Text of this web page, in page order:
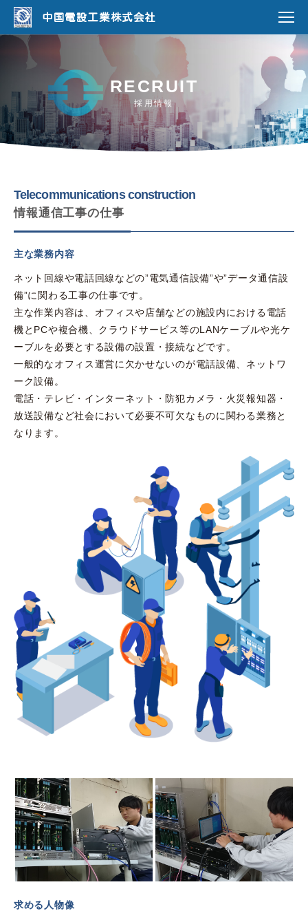
中国電設工業株式会社
RECRUIT
採用情報
Telecommunications construction
情報通信工事の仕事
主な業務内容
ネット回線や電話回線などの”電気通信設備”や”データ通信設
備”に関わる工事の仕事です。
主な作業内容は、オフィスや店舗などの施設内における電話
機とPCや複合機、クラウドサービス等のLANケーブルや光ケ
ーブルを必要とする設備の設置・接続などです。
一般的なオフィス運営に欠かせないのが電話設備、ネットワ
ーク設備。
電話・テレビ・インターネット・防犯カメラ・火災報知器・
放送設備など社会において必要不可欠なものに関わる業務と
なります。
求める人物像